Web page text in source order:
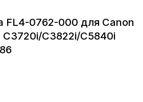
FL4-0762-000 для Canon
C3720i/C3822i/C5840i